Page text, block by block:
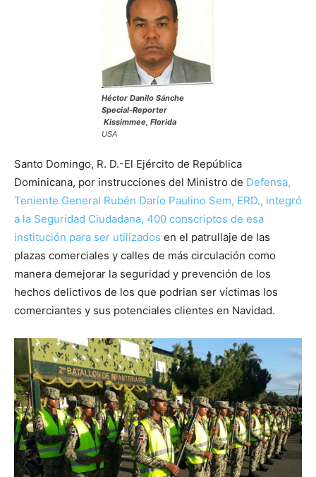
Héctor Danilo Sánche
Special-Reporter
Kissimmee, Florida
USA
Santo Domingo, R. D.-El Ejército de República
Dominicana, por instrucciones del Ministro de Defensa,
Teniente General Rubén Darío Paulino Sem, ERD., integró
a la Seguridad Ciudadana, 400 conscriptos de esa
institución para ser utilizados en el patrullaje de las
plazas comerciales y calles de más circulación como
manera demejorar la seguridad y prevención de los
hechos delictivos de los que podrian ser víctimas los
comerciantes y sus potenciales clientes en Navidad.